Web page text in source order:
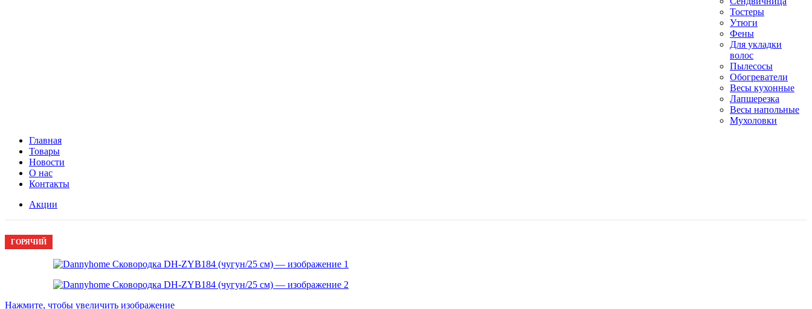
Тостеры
Утюги
Фены
Для укладки
волос
Пылесосы
Обогреватели
Весы кухонные
Лапшерезка
Весы напольные
Мухоловки
Главная
Товары
Новости
О нас
Контакты
Акции
ГОРЯЧИЙ
Нажмите, чтобы увеличить изображение